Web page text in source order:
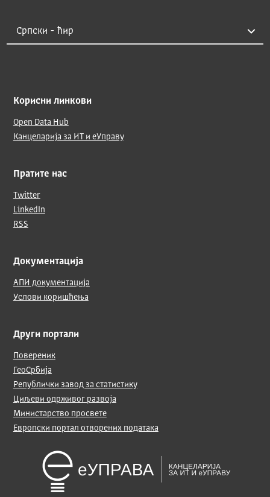
Корисни линкови
Open Data Hub
Канцеларија за ИТ и еУправу
Пратите нас
Twitter
LinkedIn
RSS
Документација
АПИ документација
Услови коришћења
Други портали
Повереник
ГеоСрбија
Републички завод за статистику
Циљеви одрживог развоја
Министарство просвете
Европски портал отворених података